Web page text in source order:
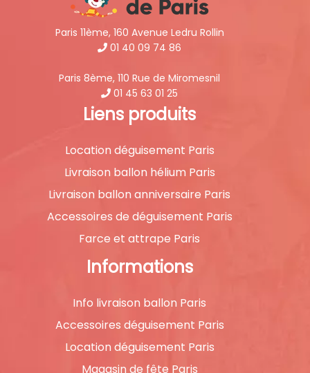
Paris 11ème, 160 Avenue Ledru Rollin
01 40 09 74 86
Paris 8ème, 110 Rue de Miromesnil
01 45 63 01 25
Liens produits
Location déguisement Paris
Livraison ballon hélium Paris
Livraison ballon anniversaire Paris
Accessoires de déguisement Paris
Farce et attrape Paris
Informations
Info livraison ballon Paris
Accessoires déguisement Paris
Location déguisement Paris
Magasin de fête Paris